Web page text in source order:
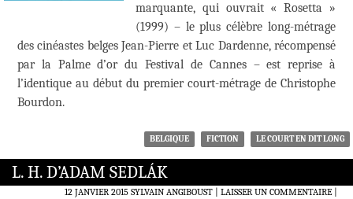
marquante, qui ouvrait « Rosetta »
(1999) – le plus célèbre long-métrage
des cinéastes belges Jean-Pierre et Luc Dardenne, récompensé
par la Palme d’or du Festival de Cannes – est reprise à
l’identique au début du premier court-métrage de Christophe
Bourdon.
BELGIQUE FICTION LE COURT EN DIT LONG
L. H. D’ADAM SEDLÁK
12 JANVIER 2015 SYLVAIN ANGIBOUST LAISSER UN COMMENTAIRE|